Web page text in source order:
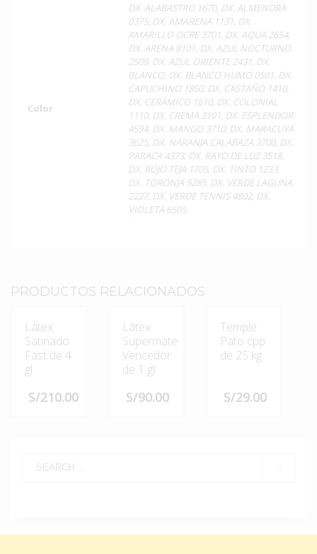
Color
DX. ALABASTRO 1670, DX. ALMENDRA
0375, DX. AMARENA 1131, DX.
AMARILLO OCRE 3701, DX. AQUA 2654,
DX. ARENA 8101, DX. AZUL NOCTURNO
2509, DX. AZUL ORIENTE 2431, DX.
BLANCO, DX. BLANCO HUMO 0501, DX.
CAPUCHINO 1850, DX. CASTAÑO 1410,
DX. CERÁMICO 1610, DX. COLONIAL
1110, DX. CREMA 3101, DX. ESPLENDOR
4594, DX. MANGO 3710, DX. MARACUYÁ
3625, DX. NARANJA CALABAZA 3700, DX.
PARACA 4373, DX. RAYO DE LUZ 3518,
DX. ROJO TEJA 1705, DX. TINTO 1233,
DX. TORONJA 5285, DX. VERDE LAGUNA
2227, DX. VERDE TENNIS 4802, DX.
VIOLETA 6505
PRODUCTOS RELACIONADOS
Látex
Satinado
Fast de 4
gl
S/210.00
múltiples
se
Látex
Supermate
Vencedor
de 1 gl
S/90.00
se
Temple
Pato cpp
de 25 kg
S/29.00